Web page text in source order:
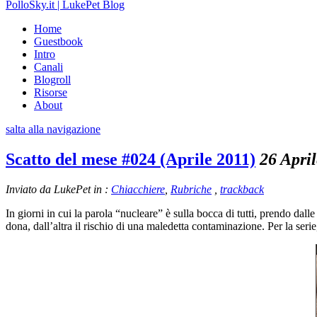
PolloSky.it | LukePet Blog
Home
Guestbook
Intro
Canali
Blogroll
Risorse
About
salta alla navigazione
Scatto del mese #024 (Aprile 2011) 26
Inviato da LukePet in : Chiacchiere Rubriche
trackback
In giorni in cui la parola “nucleare” è sulla bocca di tutti, prendo
dona, dall’altra il rischio di una maledetta contaminazione. Per la